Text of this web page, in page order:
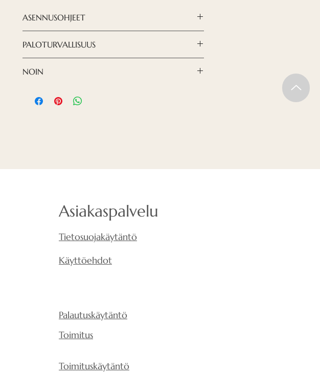
ASENNUSOHJEET
profiilijärjestelmään
PALOTURVALLISUUS
paloturvallisuusluokitukset (B-s1, d0)
NOIN
kevyestä kipsilevystä (GKB), joka on laminoitu
Asiakaspalvelu
Tietosuojakäytäntö
Käyttöehdot
Palautuskäytäntö
Toimitus
Toimituskäytäntö